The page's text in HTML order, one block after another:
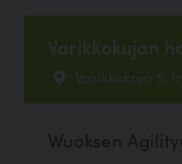
Varikkokujan
Varikkokuja 5,
Wuoksen